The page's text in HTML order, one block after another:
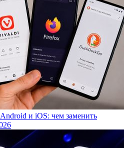
и iOS: чем заменить